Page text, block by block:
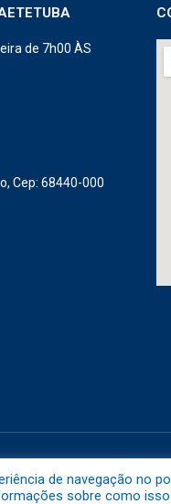
de 7h00 ÀS
Cep: 68440-000
de navegação no
sobre como